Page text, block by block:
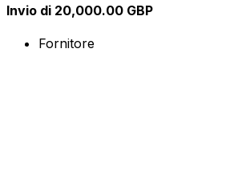
Invio di 20,000.00 GBP
Fornitore